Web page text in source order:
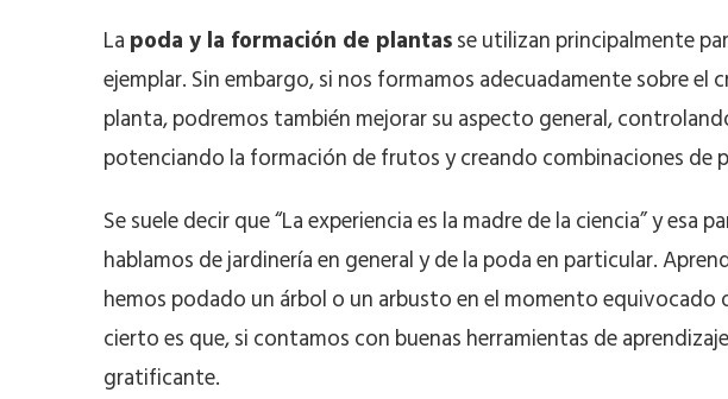
Lapoda y la formación de plantasse utilizan principalmente
ejemplar. Sin embargo, si nos formamos adecuadamente sobre
planta, podremos también mejorar su aspecto general,
potenciando la formación de frutos y creando combinaciones de
Se suele decir que “La experiencia es la madre de la ciencia” y esa
hablamos de jardinería en general y de la poda en particular.
hemos podado un árbol o un arbusto en el momento equivocado
cierto es que, si contamos con buenas herramientas de
gratificante.